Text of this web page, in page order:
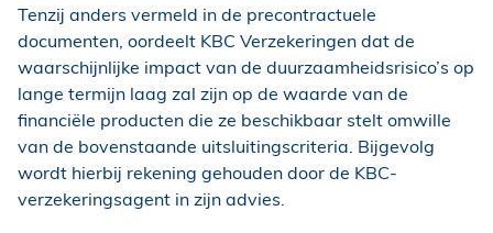
Tenzij anders vermeld in de precontractuele
documenten, oordeelt KBC Verzekeringen dat de
waarschijnlijke impact van de duurzaamheidsrisico’s op
lange termijn laag zal zijn op de waarde van de
financiële producten die ze beschikbaar stelt omwille
van de bovenstaande uitsluitingscriteria. Bijgevolg
wordt hierbij rekening gehouden door de KBC-
verzekeringsagent in zijn advies.